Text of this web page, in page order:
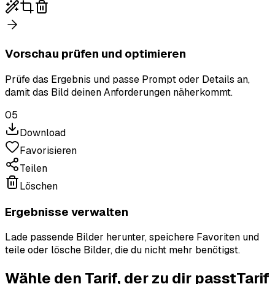
Vorschau prüfen und optimieren
Prüfe das Ergebnis und passe Prompt oder Details an,
damit das Bild deinen Anforderungen näherkommt.
05
Download
Favorisieren
Teilen
Löschen
Ergebnisse verwalten
Lade passende Bilder herunter, speichere Favoriten und
teile oder lösche Bilder, die du nicht mehr benötigst.
Wähle den Tarif, der zu dir passtTarif